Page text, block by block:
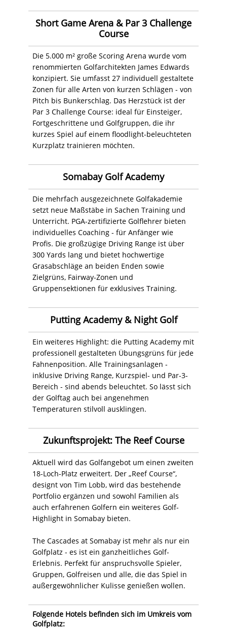
Short Game Arena & Par 3 Challenge
Course
Die 5.000 m² große Scoring Arena wurde vom
renommierten Golfarchitekten James Edwards
konzipiert. Sie umfasst 27 individuell gestaltete
Zonen für alle Arten von kurzen Schlägen - von
Pitch bis Bunkerschlag. Das Herzstück ist der
Par 3 Challenge Course: ideal für Einsteiger,
Fortgeschrittene und Golfgruppen, die ihr
kurzes Spiel auf einem floodlight-beleuchteten
Kurzplatz trainieren möchten.
Somabay Golf Academy
Die mehrfach ausgezeichnete Golfakademie
setzt neue Maßstäbe in Sachen Training und
Unterricht. PGA-zertifizierte Golflehrer bieten
individuelles Coaching - für Anfänger wie
Profis. Die großzügige Driving Range ist über
300 Yards lang und bietet hochwertige
Grasabschläge an beiden Enden sowie
Zielgrüns, Fairway-Zonen und
Gruppensektionen für exklusives Training.
Putting Academy & Night Golf
Ein weiteres Highlight: die Putting Academy mit
professionell gestalteten Übungsgrüns für jede
Fahnenposition. Alle Trainingsanlagen -
inklusive Driving Range, Kurzspiel- und Par-3-
Bereich - sind abends beleuchtet. So lässt sich
der Golftag auch bei angenehmen
Temperaturen stilvoll ausklingen.
Zukunftsprojekt: The Reef Course
Aktuell wird das Golfangebot um einen zweiten
18-Loch-Platz erweitert. Der „Reef Course“,
designt von Tim Lobb, wird das bestehende
Portfolio ergänzen und sowohl Familien als
auch erfahrenen Golfern ein weiteres Golf-
Highlight in Somabay bieten.
The Cascades at Somabay ist mehr als nur ein
Golfplatz - es ist ein ganzheitliches Golf-
Erlebnis. Perfekt für anspruchsvolle Spieler,
Gruppen, Golfreisen und alle, die das Spiel in
außergewöhnlicher Kulisse genießen wollen.
Folgende Hotels befinden sich im Umkreis vom
Golfplatz: